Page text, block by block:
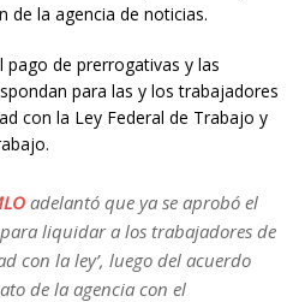
de la agencia de noticias.
pago de prerrogativas y las
para las y los trabajadores
con la Ley Federal de Trabajo y
adelantó que ya se aprobó el
liquidar a los trabajadores de
con la ley’, luego del acuerdo
de la agencia con el